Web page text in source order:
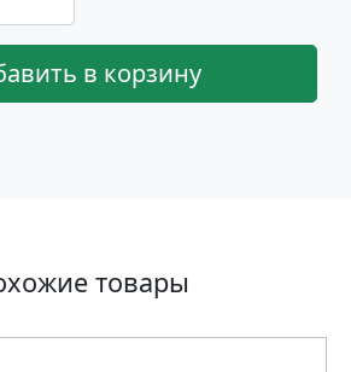
в корзину
товары